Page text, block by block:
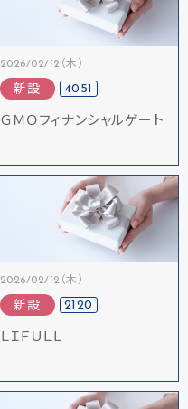
2026/02/12（木）
新設 4051
ＧＭＯフィナンシャルゲート
2026/02/12（木）
新設 2120
ＬＩＦＵＬＬ